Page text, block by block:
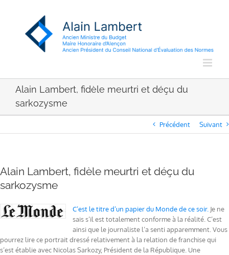
Alain Lambert, fidèle meurtri et déçu du
sarkozysme
Précédent Suivant
Alain Lambert, fidèle meurtri et déçu du
sarkozysme
C’est le titre d’un papier du Monde de ce soir. Je ne
sais s’il est totalement conforme à la réalité. C’est
ainsi que le journaliste l’a senti apparemment. Vous
pourrez lire ce portrait dressé relativement à la relation de franchise qui
s’est établie avec Nicolas Sarkozy, Président de la République. Une